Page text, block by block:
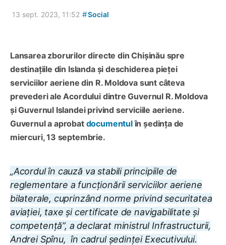
13 sept. 2023, 11:52 #Social
Lansarea zborurilor directe din Chișinău spre
destinațiile din Islanda și deschiderea pieței
serviciilor aeriene din R. Moldova sunt câteva
prevederi ale Acordului dintre Guvernul R. Moldova
și Guvernul Islandei privind serviciile aeriene.
Guvernul a aprobat documentulîn ședința de
miercuri, 13 septembrie.
„Acordul în cauză va stabili principiile de
reglementare a funcționării serviciilor aeriene
bilaterale, cuprinzând norme privind securitatea
aviației, taxe și certificate de navigabilitate și
competență”, a declarat ministrul Infrastructurii,
Andrei Spînu, în cadrul ședinței Executivului.